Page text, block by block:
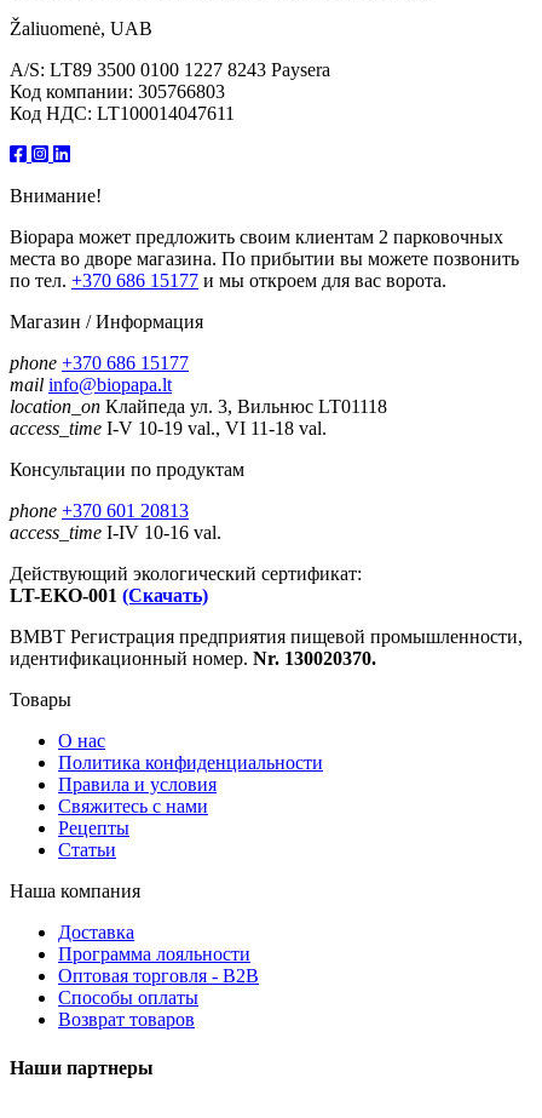
Žaliuomenė, UAB
A/S: LT89 3500 0100 1227 8243 Paysera
Код компании: 305766803
Код НДС: LT100014047611
Внимание!
Biopapa может предложить своим клиентам 2 парковочных
места во дворе магазина. По прибытии вы можете позвонить
по тел. +370 686 15177 и мы откроем для вас ворота.
Магазин / Информация
phone +370 686 15177
mail info@biopapa.lt
location_on Клайпеда ул. 3, Вильнюс LT01118
access_time I-V 10-19 val., VI 11-18 val.
Консультации по продуктам
phone +370 601 20813
access_time I-IV 10-16 val.
Действующий экологический сертификат:
LT-EKO-001 (Скачать)
ВМВТ Регистрация предприятия пищевой промышленности,
идентификационный номер. Nr. 130020370.
Товары
О нас
Политика конфиденциальности
Правила и условия
Свяжитесь с нами
Рецепты
Статьи
Наша компания
Доставка
Программа лояльности
Оптовая торговля - B2B
Способы оплаты
Возврат товаров
Наши партнеры